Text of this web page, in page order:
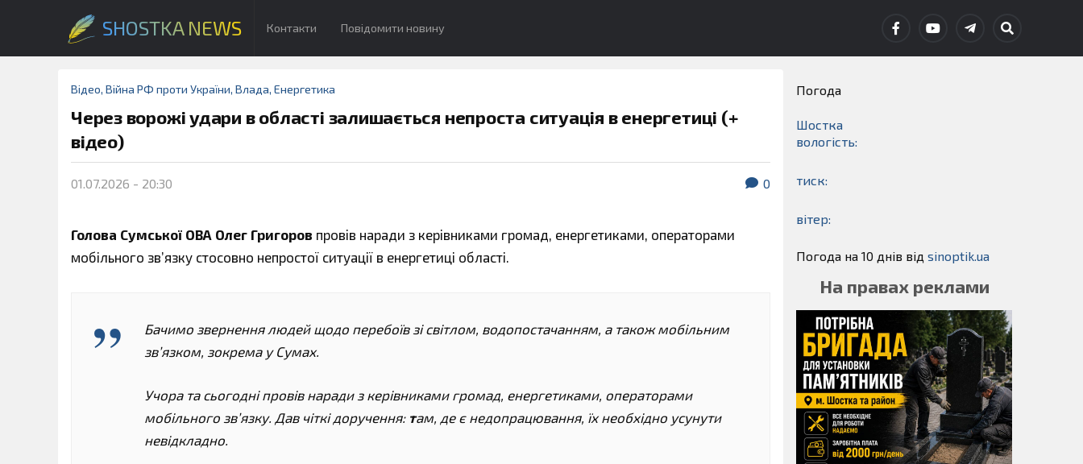
SHOSTKA NEWS Контакти Повідомити новину
Відео, Війна РФ проти України, Влада, Енергетика
Через ворожі удари в області залишається непроста ситуація в енергетиці (+
відео)
01.07.2026 - 20:30 0
Голова Сумської ОВА Олег Григоров провів наради з керівниками громад, енергетиками, операторами
мобільного зв’язку стосовно непростої ситуації в енергетиці області.
Бачимо звернення людей щодо перебоїв зі світлом, водопостачанням, а також мобільним
зв’язком, зокрема у Сумах.
Учора та сьогодні провів наради з керівниками громад, енергетиками, операторами
мобільного зв’язку. Дав чіткі доручення: там, де є недопрацювання, їх необхідно усунути
невідкладно.
Погода
Шостка
вологість:
тиск:
вітер:
Погода на 10 днів від sinoptik.ua
На правах реклами